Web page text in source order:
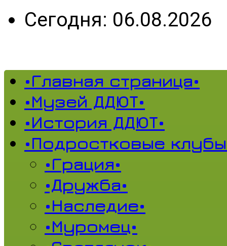
Сегодня: 06.08.2026
•Главная страница•
•Музей ДДЮТ•
•История ДДЮТ•
•Подростковые
•Грация•
•Дружба•
•Наследие•
•Муромец•